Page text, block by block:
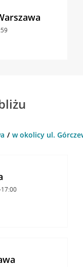
w okolicy ul.